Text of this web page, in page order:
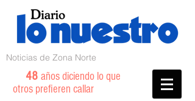
Noticias de Zona Norte
48 años diciendo lo que
otros prefieren callar